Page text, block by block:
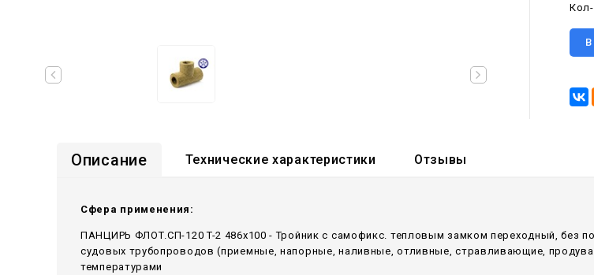
В
Описание Технические характеристики Отзывы
Сфера применения:
ПАНЦИРЬ ФЛОТ.СП-120 T-2 486x100 - Тройник c самофикс. тепловым замком переходный, без
судовых трубопроводов (приемные, напорные, наливные, отливные, стравливающие,
температурами